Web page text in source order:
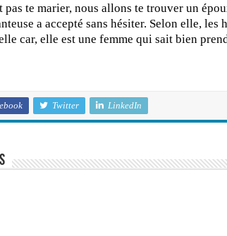
pas te marier, nous allons te trouver un
a accepté sans hésiter. Selon elle, les
car, elle est une femme qui sait bien
Twitter LinkedIn